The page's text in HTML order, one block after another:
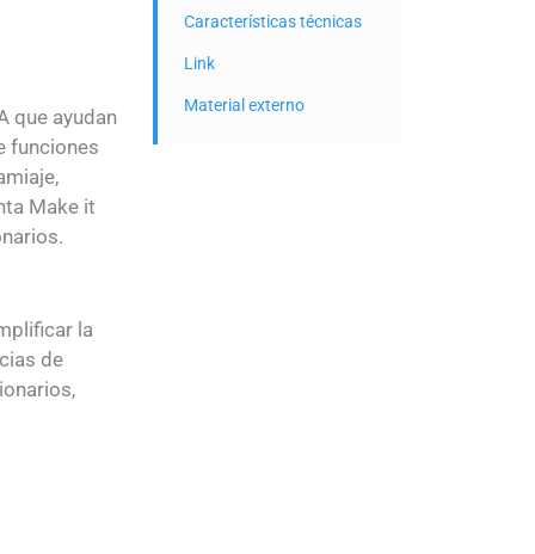
que ayudan
funciones
Make it
la
de
Características técnicas
Link
Material externo